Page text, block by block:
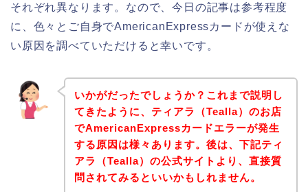
それぞれ異なります。なので、今日の記事は参考程度
に、色々とご自身でAmericanExpressカードが使えな
い原因を調べていただけると幸いです。
いかがだったでしょうか？これまで説明し
てきたように、ティアラ（Tealla）のお店
でAmericanExpressカードエラーが発生
する原因は様々あります。後は、下記ティ
アラ（Tealla）の公式サイトより、直接質
問されてみるといいかもしれません。